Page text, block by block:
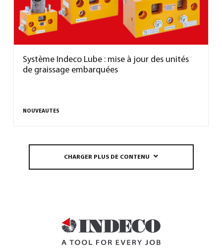
Système Indeco Lube : mise à jour des unités
de graissage embarquées
NOUVEAUTES
CHARGER PLUS DE CONTENU